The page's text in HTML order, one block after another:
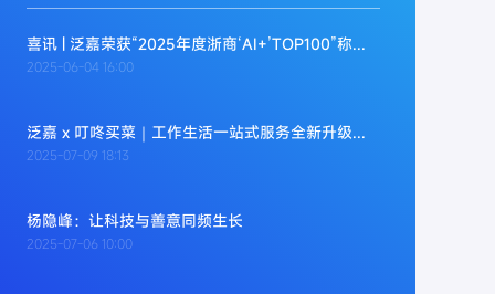
喜讯 | 泛嘉荣获“2025年度浙商‘AI+’TOP100”称号，杨隐峰荣膺“2025年度浙商‘AI+’杰出领军者”奖项
2025-06-04 16:00
泛嘉 x 叮咚买菜｜工作生活一站式服务全新升级，工作贝下单享95折！
2025-07-09 18:13
杨隐峰：让科技与善意同频生长
2025-07-06 10:00